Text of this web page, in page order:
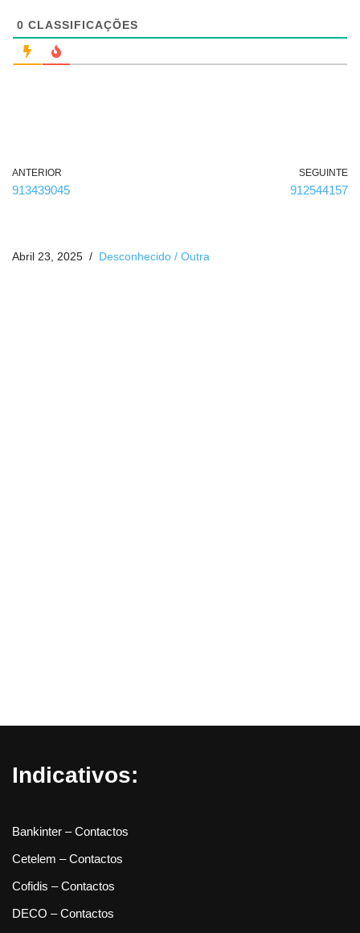
a
ó
0 CLASSIFICAÇÕES
ANTERIOR
913439045
SEGUINTE
912544157
Abril 23, 2025 Desconhecido / Outra
Indicativos:
Bankinter – Contactos
Cetelem – Contactos
Cofidis – Contactos
DECO – Contactos